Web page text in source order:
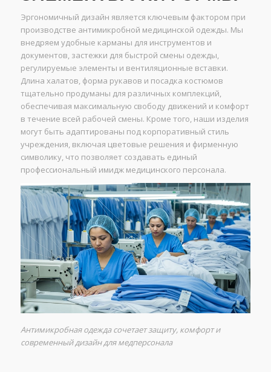
Эргономичный дизайн является ключевым фактором при
производстве антимикробной медицинской одежды. Мы
внедряем удобные карманы для инструментов и
документов, застежки для быстрой смены одежды,
регулируемые элементы и вентиляционные вставки.
Длина халатов, форма рукавов и посадка костюмов
тщательно продуманы для различных комплекций,
обеспечивая максимальную свободу движений и комфорт
в течение всей рабочей смены. Кроме того, наши изделия
могут быть адаптированы под корпоративный стиль
учреждения, включая цветовые решения и фирменную
символику, что позволяет создавать единый
профессиональный имидж медицинского персонала.
Антимикробная одежда сочетает защиту, комфорт и
современный дизайн для медперсонала